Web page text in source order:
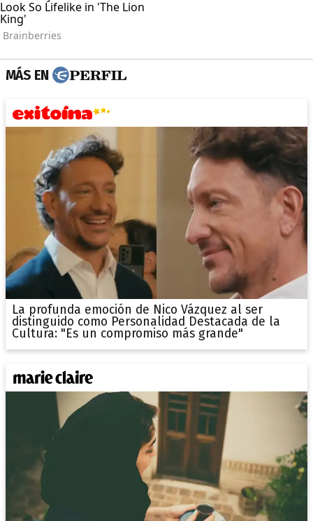
MÁS EN
La profunda emoción de Nico Vázquez al ser
distinguido como Personalidad Destacada de la
Cultura: "Es un compromiso más grande"